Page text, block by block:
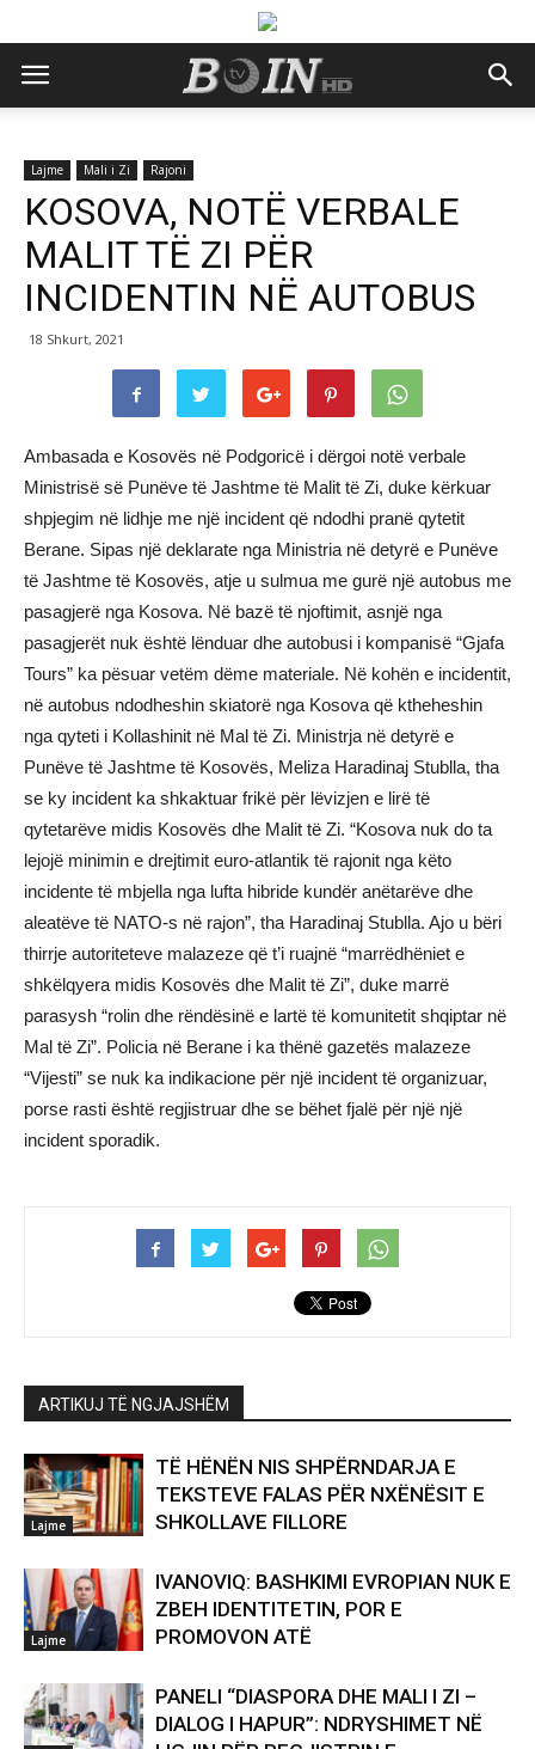
Lajme Mali i Zi Rajoni
KOSOVA, NOTË VERBALE
MALIT TË ZI PËR
INCIDENTIN NË AUTOBUS
18 Shkurt, 2021
Ambasada e Kosovës në Podgoricë i dërgoi notë verbale
Ministrisë së Punëve të Jashtme të Malit të Zi, duke kërkuar
shpjegim në lidhje me një incident që ndodhi pranë qytetit
Berane. Sipas një deklarate nga Ministria në detyrë e Punëve
të Jashtme të Kosovës, atje u sulmua me gurë një autobus me
pasagjerë nga Kosova. Në bazë të njoftimit, asnjë nga
pasagjerët nuk është lënduar dhe autobusi i kompanisë “Gjafa
Tours” ka pësuar vetëm dëme materiale. Në kohën e incidentit,
në autobus ndodheshin skiatorë nga Kosova që ktheheshin
nga qyteti i Kollashinit në Mal të Zi. Ministrja në detyrë e
Punëve të Jashtme të Kosovës, Meliza Haradinaj Stublla, tha
se ky incident ka shkaktuar frikë për lëvizjen e lirë të
qytetarëve midis Kosovës dhe Malit të Zi. “Kosova nuk do ta
lejojë minimin e drejtimit euro-atlantik të rajonit nga këto
incidente të mbjella nga lufta hibride kundër anëtarëve dhe
aleatëve të NATO-s në rajon”, tha Haradinaj Stublla. Ajo u bëri
thirrje autoriteteve malazeze që t’i ruajnë “marrëdhëniet e
shkëlqyera midis Kosovës dhe Malit të Zi”, duke marrë
parasysh “rolin dhe rëndësinë e lartë të komunitetit shqiptar në
Mal të Zi”. Policia në Berane i ka thënë gazetës malazeze
“Vijesti” se nuk ka indikacione për një incident të organizuar,
porse rasti është regjistruar dhe se bëhet fjalë për një një
incident sporadik.
ARTIKUJ TË NGJAJSHËM
Lajme
TË HËNËN NIS SHPËRNDARJA E
TEKSTEVE FALAS PËR NXËNËSIT E
SHKOLLAVE FILLORE
Lajme
IVANOVIQ: BASHKIMI EVROPIAN NUK E
ZBEH IDENTITETIN, POR E
PROMOVON ATË
PANELI “DIASPORA DHE MALI I ZI –
DIALOG I HAPUR”: NDRYSHIMET NË